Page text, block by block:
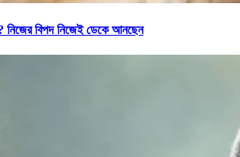
নিজের বিপদ নিজেই ডেকে আনছেন